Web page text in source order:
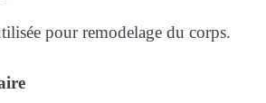
pour remodelage du corps.